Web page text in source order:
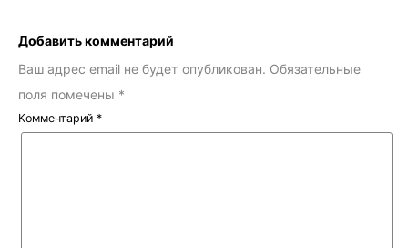
Добавить комментарий
Ваш адрес email не будет опубликован. Обязательные
поля помечены *
Комментарий *